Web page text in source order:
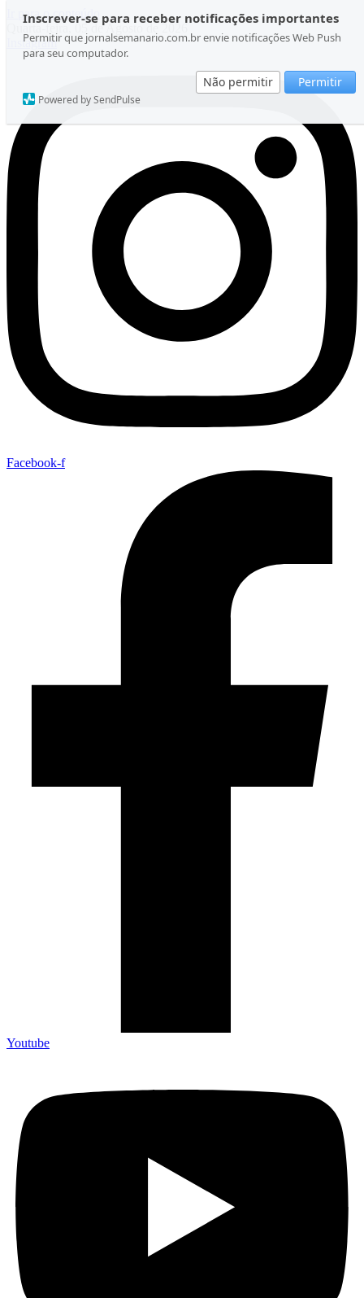
Inscrever-se para receber notificações importantes
Permitir que jornalsemanario.com.br envie notificações Web Push
para seu computador.
Não permitir Permitir
Powered by SendPulse
Ir para o conteúdo
Quarta-feira, 05 de Agosto de 2026
Instagram
Facebook-f
Youtube